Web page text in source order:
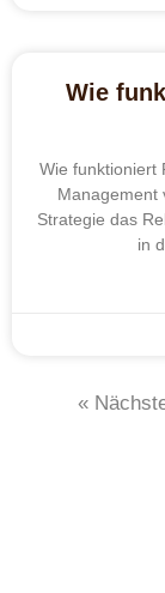
Wie
Wie funktioniert
Management
Strategie das
in
«